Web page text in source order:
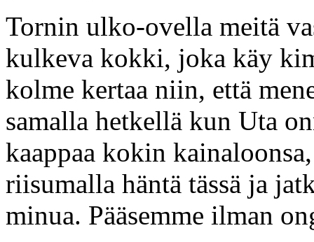
Tornin ulko-ovella meitä
kulkeva kokki, joka käy
kolme kertaa niin, että
samalla hetkellä kun Uta
kaappaa kokin
riisumalla häntä tässä ja
minua. Pääsemme ilman